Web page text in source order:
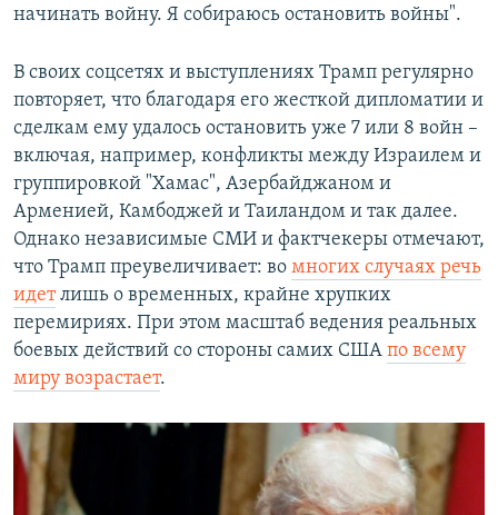
начинать войну. Я собираюсь остановить войны".
В своих соцсетях и выступлениях Трамп регулярно
повторяет, что благодаря его жесткой дипломатии и
сделкам ему удалось остановить уже 7 или 8 войн –
включая, например, конфликты между Израилем и
группировкой "Хамас", Азербайджаном и
Арменией, Камбоджей и Таиландом и так далее.
Однако независимые СМИ и фактчекеры отмечают,
что Трамп преувеличивает: во многих случаях речь
идетлишь о временных, крайне хрупких
перемириях. При этом масштаб ведения реальных
боевых действий со стороны самих США по всему
миру возрастает.